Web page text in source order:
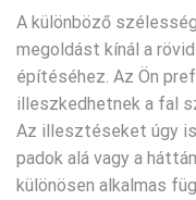
A különböző
megoldást kínál a
építéséhez. Az Ön
illeszkedhetnek a fal
Az illesztéseket úgy
padok alá vagy a
különösen alkalmas